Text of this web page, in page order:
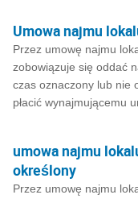
Umowa najmu
Przez umowę najmu
zobowiązuje się oddać
czas oznaczony lub nie
płacić wynajmującemu
umowa najmu
określony
Przez umowę najmu